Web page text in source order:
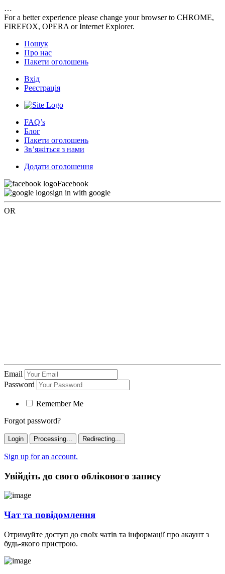
…
For a better experience please change your browser to CHROME,
FIREFOX, OPERA or Internet Explorer.
Пошук
Про нас
Пакети оголошень
Вхід
Реєстрація
FAQ’s
Блог
Пакети оголошень
Зв’яжіться з нами
Додати оголошення
Facebook
sign in with google
OR
Email
Password
Remember Me
Forgot password?
Login Processing... Redirecting...
Sign up for an account.
Увійдіть до свого облікового запису
Чат та повідомлення
Отримуйте доступ до своїх чатів та інформації про акаунт з
будь-якого пристрою.